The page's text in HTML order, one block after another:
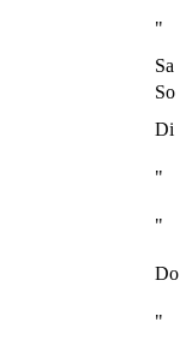
"
Sa
So
Di
"
"
Do
"